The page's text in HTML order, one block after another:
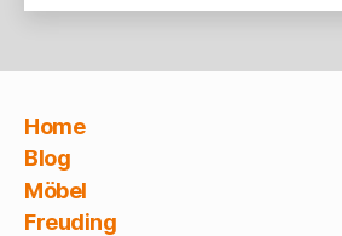
Home
Blog
Möbel
Freuding